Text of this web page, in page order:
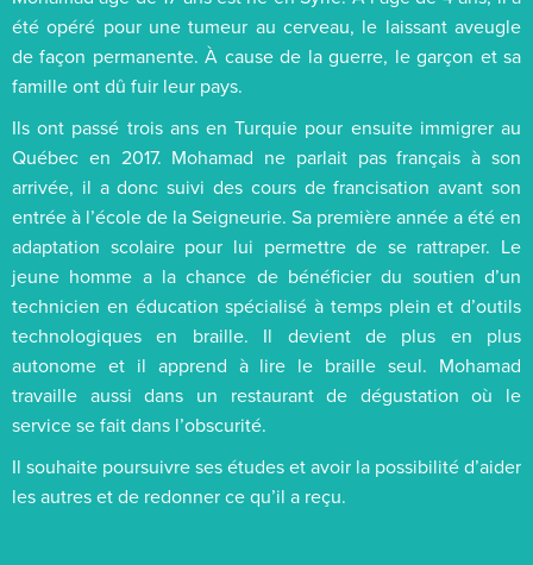
été opéré pour une tumeur au cerveau, le laissant aveugle
de façon permanente. À cause de la guerre, le garçon et sa
famille ont dû fuir leur pays.
Ils ont passé trois ans en Turquie pour ensuite immigrer au
Québec en 2017. Mohamad ne parlait pas français à son
arrivée, il a donc suivi des cours de francisation avant son
entrée à l’école de la Seigneurie. Sa première année a été en
adaptation scolaire pour lui permettre de se rattraper. Le
jeune homme a la chance de bénéficier du soutien d’un
technicien en éducation spécialisé à temps plein et d’outils
technologiques en braille. Il devient de plus en plus
autonome et il apprend à lire le braille seul. Mohamad
travaille aussi dans un restaurant de dégustation où le
service se fait dans l’obscurité.
Il souhaite poursuivre ses études et avoir la possibilité d’aider
les autres et de redonner ce qu’il a reçu.